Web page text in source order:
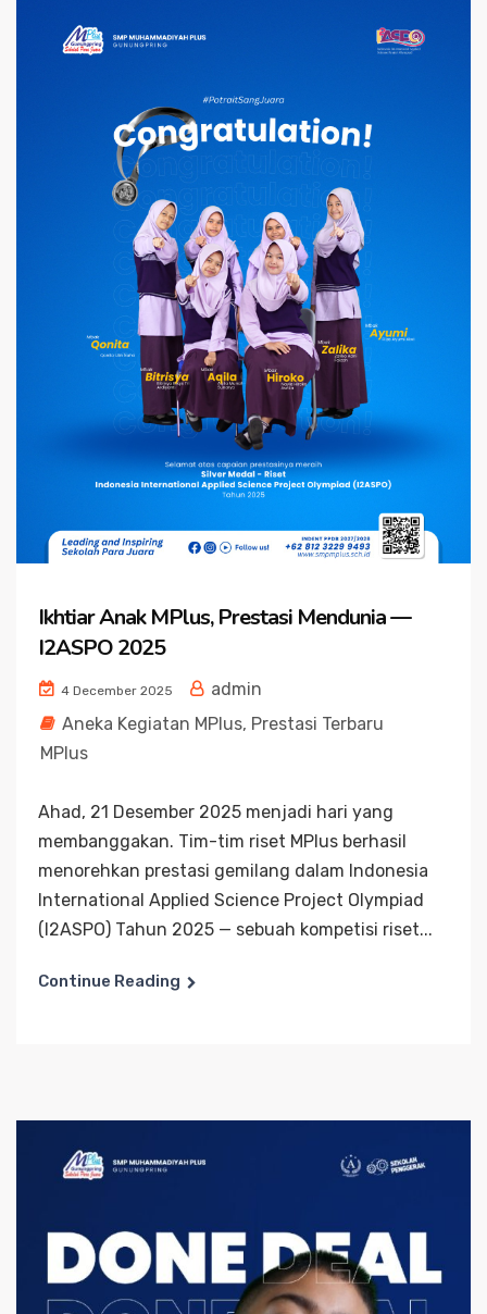
Ikhtiar Anak MPlus, Prestasi Mendunia —
I2ASPO 2025
4 December 2025
admin
Aneka Kegiatan MPlus, Prestasi Terbaru
MPlus
Ahad, 21 Desember 2025 menjadi hari yang
membanggakan. Tim-tim riset MPlus berhasil
menorehkan prestasi gemilang dalam Indonesia
International Applied Science Project Olympiad
(I2ASPO) Tahun 2025 — sebuah kompetisi riset...
Continue Reading